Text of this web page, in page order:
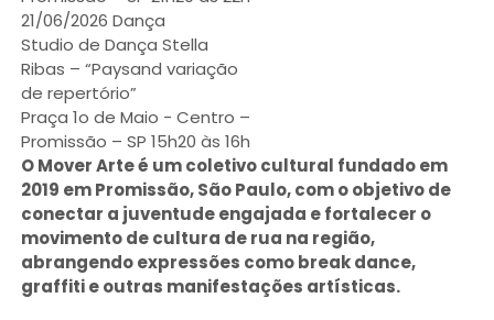
21/06/2026 Dança
Studio de Dança Stella
Ribas – “Paysand variação
de repertório”
Praça 1o de Maio - Centro –
Promissão – SP 15h20 às 16h
​O Mover Arte é um coletivo cultural fundado em
2019 em Promissão, São Paulo, com o objetivo de
conectar a juventude engajada e fortalecer o
movimento de cultura de rua na região,
abrangendo expressões como break dance,
graffiti e outras manifestações artísticas.